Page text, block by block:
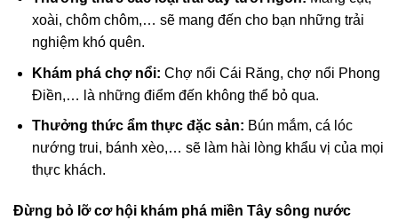
xoài, chôm chôm,… sẽ mang đến cho bạn những trải
nghiệm khó quên.
Khám phá chợ nổi: Chợ nổi Cái Răng, chợ nổi Phong
Điền,… là những điểm đến không thể bỏ qua.
Thưởng thức ẩm thực đặc sản: Bún mắm, cá lóc
nướng trui, bánh xèo,… sẽ làm hài lòng khẩu vị của mọi
thực khách.
Đừng bỏ lỡ cơ hội khám phá miền Tây sông nước